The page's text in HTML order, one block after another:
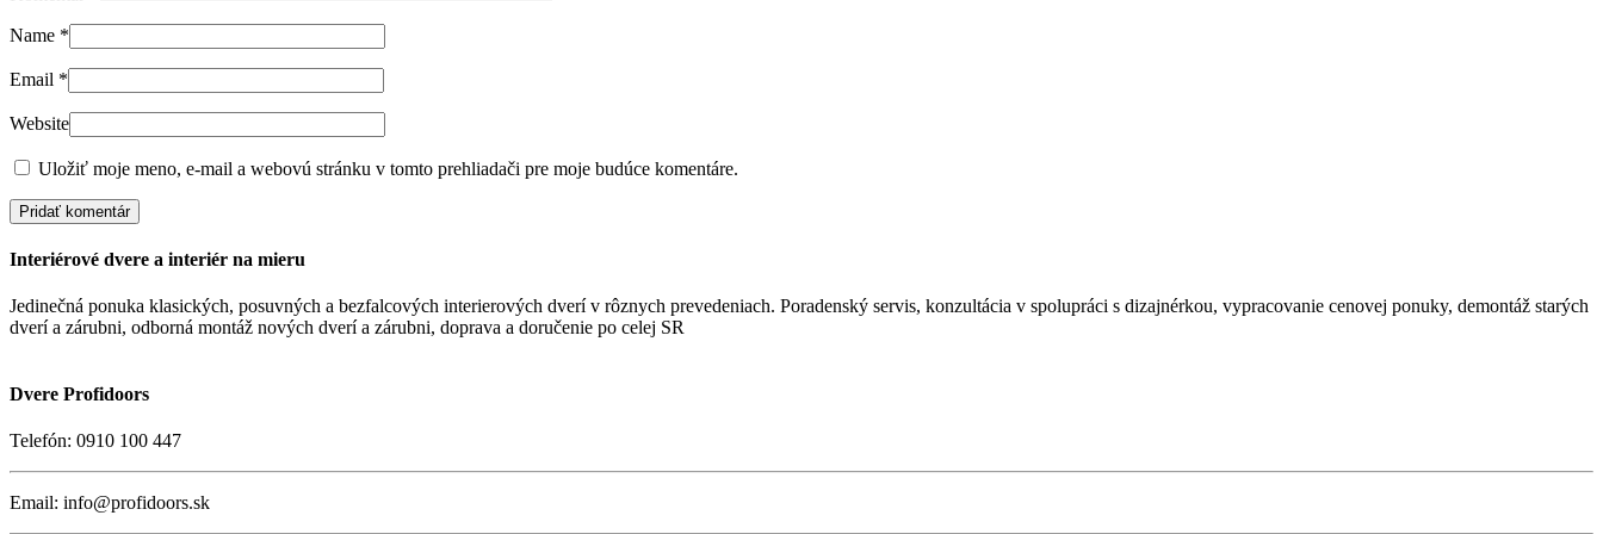
Name *
Email *
Website
Uložiť moje meno, e-mail a webovú stránku v tomto prehliadači pre moje budúce komentáre.
Interiérové dvere a interiér na mieru
Jedinečná ponuka klasických, posuvných a bezfalcových interierových dverí v rôznych prevedeniach. Poradenský servis, konzultácia v spolupráci s dizajnérkou, vypracovanie cenovej ponuky, demontáž starých
dverí a zárubni, odborná montáž nových dverí a zárubni, doprava a doručenie po celej SR
Dvere Profidoors
Telefón: 0910 100 447
Email: info@profidoors.sk